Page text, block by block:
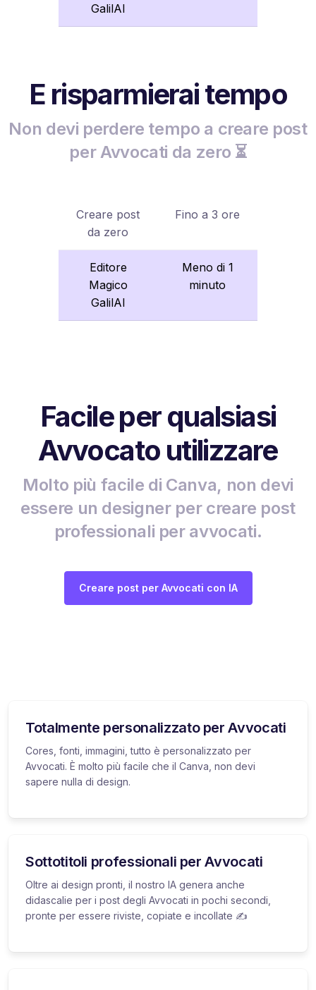
GalilAI
E risparmierai tempo
Non devi perdere tempo a creare post
per Avvocati da zero ⏳
Creare post
da zero
Fino a 3 ore
Editore
Magico
GalilAI
Meno di 1
minuto
Facile per qualsiasi
Avvocato utilizzare
Molto più facile di Canva, non devi
essere un designer per creare post
professionali per avvocati.
Creare post per Avvocati con IA
Totalmente personalizzato per Avvocati
Cores, fonti, immagini, tutto è personalizzato per
Avvocati. È molto più facile che il Canva, non devi
sapere nulla di design.
Sottotitoli professionali per Avvocati
Oltre ai design pronti, il nostro IA genera anche
didascalie per i post degli Avvocati in pochi secondi,
pronte per essere riviste, copiate e incollate ✍️